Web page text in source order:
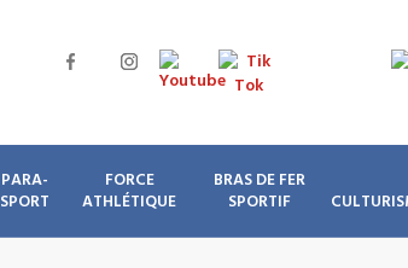
PARA-
SPORT
FORCE
ATHLÉTIQUE
BRAS DE FER
SPORTIF